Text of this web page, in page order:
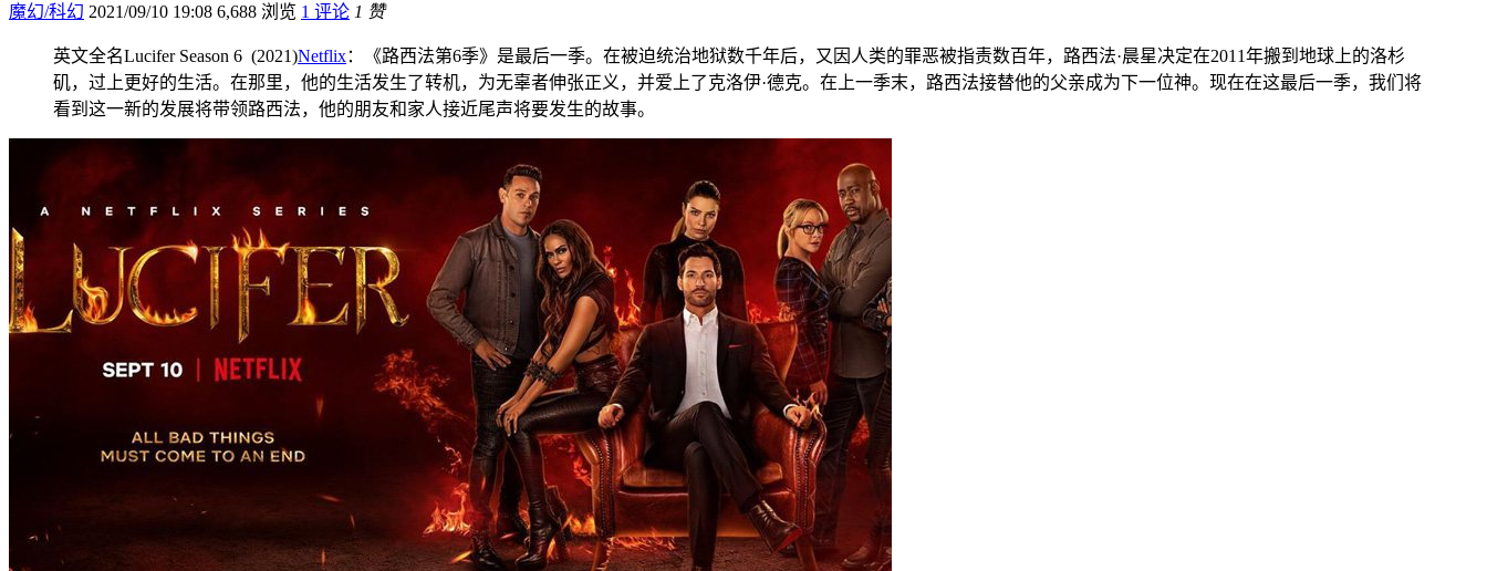
魔幻/科幻 2021/09/10 19:08 6,688 浏览 1 评论 1 赞
英文全名Lucifer Season 6 (2021)Netflix：《路西法第6季》是最后一季。在被迫统治地狱数千年后，又因人类的罪恶被指责数百年，路西法·晨星决定在2011年搬到地球上的洛杉
矶，过上更好的生活。在那里，他的生活发生了转机，为无辜者伸张正义，并爱上了克洛伊·德克。在上一季末，路西法接替他的父亲成为下一位神。现在在这最后一季，我们将
看到这一新的发展将带领路西法，他的朋友和家人接近尾声将要发生的故事。